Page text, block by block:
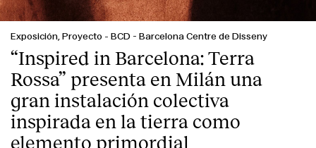
Exposición, Proyecto - BCD - Barcelona Centre de Disseny
“Inspired in Barcelona: Terra
Rossa” presenta en Milán una
gran instalación colectiva
inspirada en la tierra como
elemento primordial